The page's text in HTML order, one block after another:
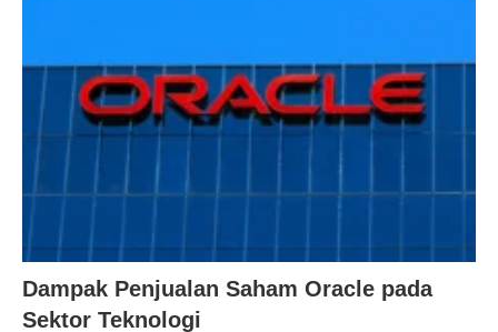
Dampak Penjualan Saham Oracle pada
Sektor Teknologi